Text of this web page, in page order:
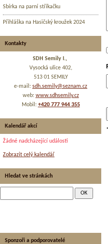
Sbírka na parní stříkačku
Přihláška na Hasičský kroužek 2024
Kontakty
SDH Semily I.,
Vysocká ulice 402,
513 01 SEMILY
e-mail: sdh.semily@seznam.cz
web: www.sdhsemily.cz
Mobil: +420 777 944 355
Kalendář akcí
Žádné nadcházející události
Zobrazit celý kalendář
Hledat ve stránkách
Sponzoři a podporovatelé